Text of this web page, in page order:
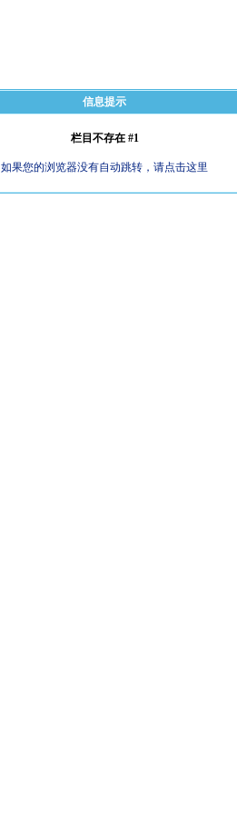
信息提示
栏目不存在 #1
如果您的浏览器没有自动跳转，请点击这里